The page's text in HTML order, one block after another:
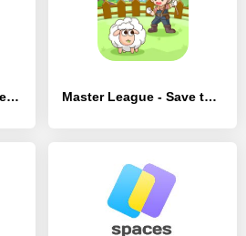
Hunt Toilet 2 - [MOD Бесконечные монеты] Master League - Save them all - [MOD Много денег]